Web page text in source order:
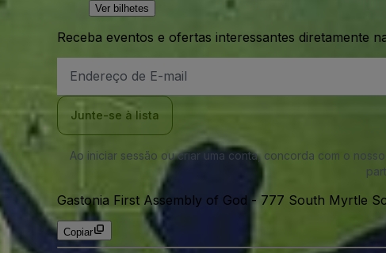
Ver bilhetes
Receba eventos e ofertas interessantes diretamente
de
Junte-se à lista
Ao iniciar sessão ou criar uma conta, concorda com o nosso
Gastonia First Assembly of God - 777 South Myrtle
Copiar